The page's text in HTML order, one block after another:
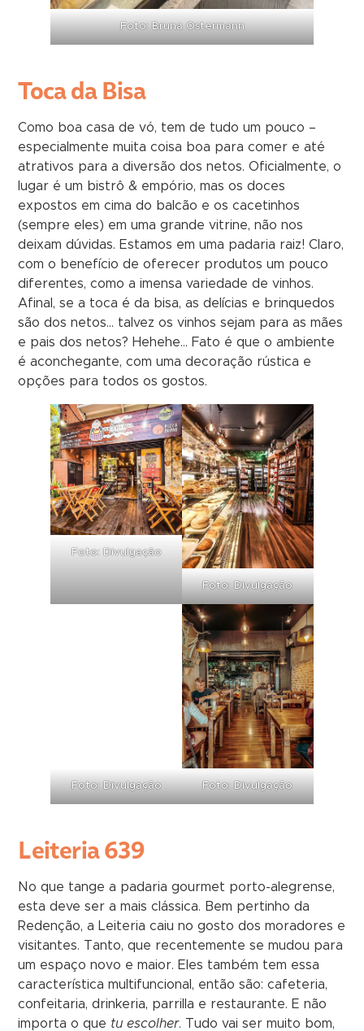
Foto: Bruna Ostermann
Toca da Bisa
Como boa casa de vó, tem de tudo um pouco –
especialmente muita coisa boa para comer e até
atrativos para a diversão dos netos. Oficialmente, o
lugar é um bistrô & empório, mas os doces
expostos em cima do balcão e os cacetinhos
(sempre eles) em uma grande vitrine, não nos
deixam dúvidas. Estamos em uma padaria raiz! Claro,
com o benefício de oferecer produtos um pouco
diferentes, como a imensa variedade de vinhos.
Afinal, se a toca é da bisa, as delícias e brinquedos
são dos netos… talvez os vinhos sejam para as mães
e pais dos netos? Hehehe… Fato é que o ambiente
é aconchegante, com uma decoração rústica e
opções para todos os gostos.
Foto: Divulgação
Foto: Divulgação
Foto: Divulgação Foto: Divulgação
Leiteria 639
No que tange a padaria gourmet porto-alegrense,
esta deve ser a mais clássica. Bem pertinho da
Redenção, a Leiteria caiu no gosto dos moradores e
visitantes. Tanto, que recentemente se mudou para
um espaço novo e maior. Eles também tem essa
característica multifuncional, então são: cafeteria,
confeitaria, drinkeria, parrilla e restaurante. E não
importa o que tu escolher. Tudo vai ser muito bom,